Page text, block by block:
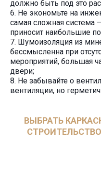
должно быть под это
6. Не экономьте на
самая сложная система
приносит наибольшие
7. Шумоизоляция из
бессмысленна при
мероприятий, большая
двери;
8. Не забывайте о
вентиляции, но
ВЫБРАТЬ